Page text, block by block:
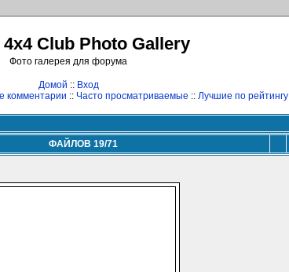
Club Photo Gallery
Фото галерея для форума
Домой :: Вход
комментарии :: Часто просматриваемые :: Лучшие по рейтингу
ФАЙЛОВ 19/71